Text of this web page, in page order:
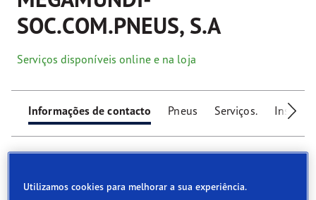
SOC.COM.PNEUS, S.A
Serviços disponíveis online e na loja
Informações de contacto Pneus Serviços.
Utilizamos cookies para melhorar a sua experiência.